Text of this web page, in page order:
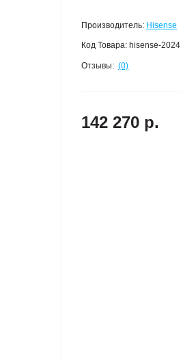
Производитель: Hisense
Код Товара: hisense-2024
Отзывы: (0)
142 270 р.